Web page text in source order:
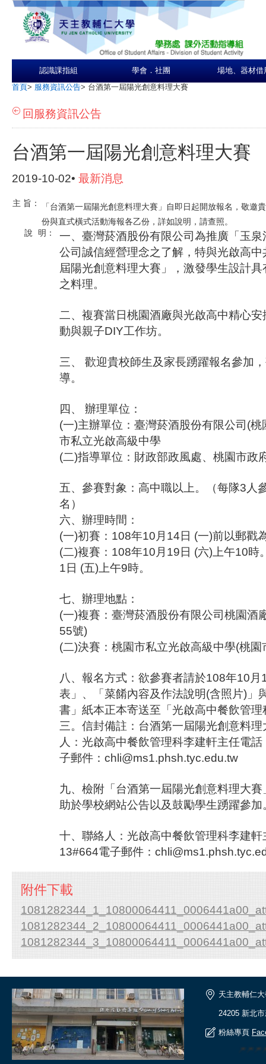
認識課指組 學會．社團 場地、器材借
首頁> 服務資訊公告> 台酒第一屆陽光創意料理大賽
回服務資訊公告
台酒第一屆陽光創意料理大賽
2019-10-02• 最新消息
主 旨：
「台酒第一屆陽光創意料理大賽」自即日起開放報名，敬邀
份與直式橫式活動海報各乙份，詳如說明，請查照。
說
明：
一、臺灣菸酒股份有限公司為推廣「玉
公司誠信經營理念之了解，特與光啟高
屆陽光創意料理大賽」，激發學生設計
之料理。
二、複賽當日桃園酒廠與光啟高中精心
動與親子DIY工作坊。
三、 歡迎貴校師生及家長踴躍報名參加
導。
四、 辦理單位：
(一)主辦單位：臺灣菸酒股份有限公司(
市私立光啟高級中學
(二)指導單位：財政部政風處、桃園市政
五、參賽對象：高中職以上。（每隊3人
名）
六、辦理時間：
(一)初賽：108年10月14日 (一)前以郵戳
(二)複賽：108年10月19日 (六)上午10時
1日 (五)上午9時。
七、辦理地點：
(一)複賽：臺灣菸酒股份有限公司桃園酒
55號)
(二)決賽：桃園市私立光啟高級中學(桃
八、報名方式：欲參賽者請於108年10月
表」、「菜餚內容及作法說明(含照片)」
書」紙本正本寄送至「光啟高中餐飲管
三。信封備註：台酒第一屆陽光創意料
人：光啟高中餐飲管理科李建軒主任電
子郵件：chli@ms1.phsh.tyc.edu.tw
九、檢附「台酒第一屆陽光創意料理大
助於學校網站公告以及鼓勵學生踴躍參加
十、聯絡人：光啟高中餐飲管理科李建
13#664電子郵件：
附件下載
天主教輔仁
24205 新北
粉絲專頁